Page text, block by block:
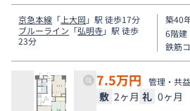
京急本線 「 上大岡 」駅 徒歩17分
ブルーライン 「弘明寺」駅 徒歩
23分
築40
6階建
鉄筋
7.5万円 管理・共
敷 2ヶ月 礼 0ヶ月